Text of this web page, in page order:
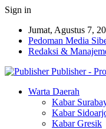
Sign in
Jumat, Agustus 7,
Pedoman Media
Redaksi &
Publisher -
Warta Daerah
Kabar
Kabar
Kabar Gresik